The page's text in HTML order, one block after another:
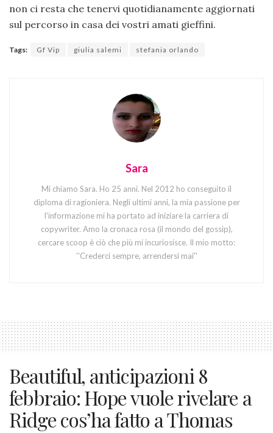
non ci resta che tenervi quotidianamente aggiornati
sul percorso in casa dei vostri amati gieffini.
Tags: Gf Vip giulia salemi stefania orlando
Sara
Mi chiamo Sara. Ho 25 anni. Nel 2012 ho conseguito il
diploma di ragioniera. Negli ultimi anni, la mia passione per
l'informazione mi ha portato ad iniziare la carriera di
copywriter. Amo la cronaca rosa (il mondo del gossip),
cercare scoop è ciò che più mi incuriosisce. Il mio motto:
''Crederci sempre, arrendersi mai''
Beautiful, anticipazioni 8
febbraio: Hope vuole rivelare a
Ridge cos’ha fatto a Thomas